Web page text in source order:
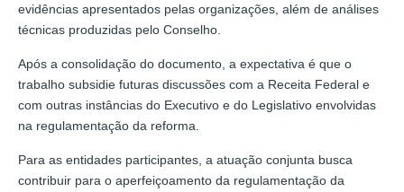
evidências apresentados pelas organizações, além de análises
técnicas produzidas pelo Conselho.
Após a consolidação do documento, a expectativa é que o
trabalho subsidie futuras discussões com a Receita Federal e
com outras instâncias do Executivo e do Legislativo envolvidas
na regulamentação da reforma.
Para as entidades participantes, a atuação conjunta busca
contribuir para o aperfeiçoamento da regulamentação da